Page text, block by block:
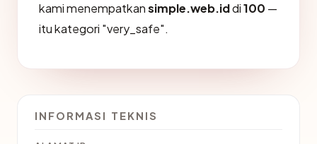
kami menempatkansimple.web.iddi100 —
itu kategori "very_safe".
INFORMASI TEKNIS